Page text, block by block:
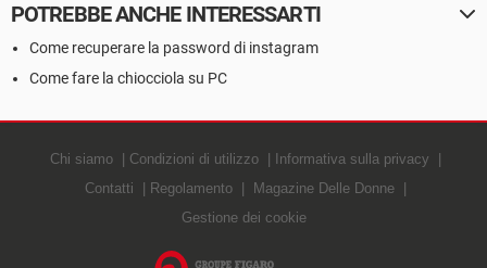
POTREBBE ANCHE INTERESSARTI
Come recuperare la password di instagram
Come fare la chiocciola su PC
Chi siamo Condizioni di utilizzo
Informativa sulla privacy
Contatti
Regolamento
Magazine Delle Donne
Gestione dei cookie